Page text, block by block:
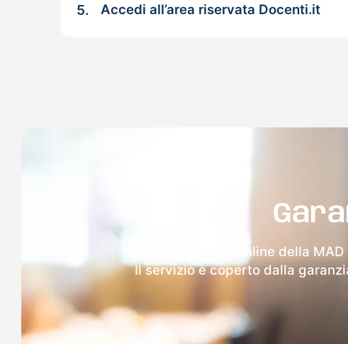
5. Accedi all’area riservata Docenti.it
Dopo l'invio online della
Il servizio è coperto dalla